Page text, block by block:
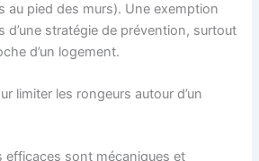
au pied des murs). Une exemption
d’une stratégie de prévention, surtout
d’un logement.
limiter les rongeurs autour d’un
efficaces sont mécaniques et